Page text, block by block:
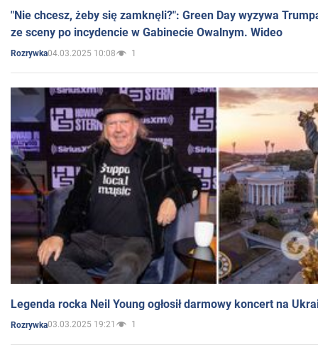
"Nie chcesz, żeby się zamknęli?": Green Day wyzywa
ze sceny po incydencie w Gabinecie Owalnym. Wideo
Rozrywka04.03.2025 10:08 1
Legenda rocka Neil Young ogłosił darmowy koncert na
Rozrywka03.03.2025 19:21 1